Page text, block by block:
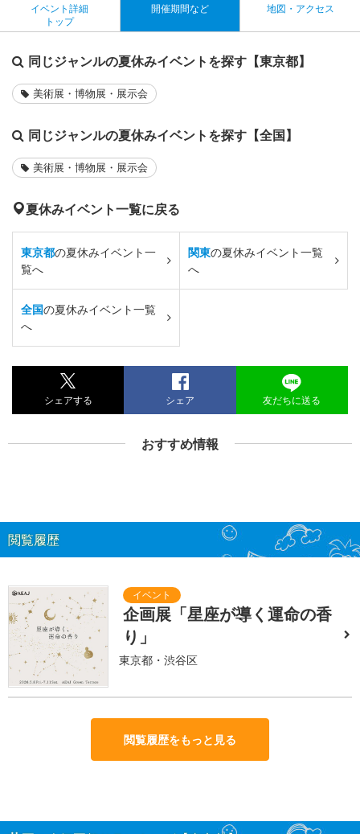
イベント詳細
トップ
開催期間など 地図・アクセス
同じジャンルの夏休みイベントを探す【東京都】
美術展・博物展・展示会
同じジャンルの夏休みイベントを探す【全国】
美術展・博物展・展示会
夏休みイベント一覧に戻る
東京都の夏休みイベント一
覧へ
関東の夏休みイベント一覧
へ
全国の夏休みイベント一覧
へ
シェアする シェア 友だちに送る
おすすめ情報
閲覧履歴
企画展「星座が導く運命の香
り」
東京都・渋谷区
閲覧履歴をもっと見る